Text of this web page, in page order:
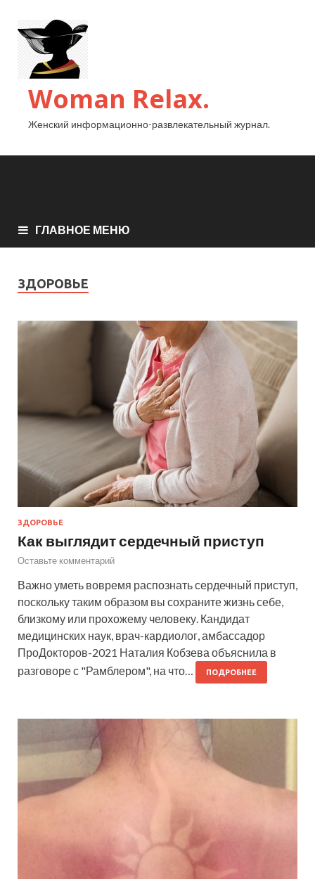
Woman Relax.
Женский информационно-развлекательный журнал.
ГЛАВНОЕ МЕНЮ
ЗДОРОВЬЕ
ЗДОРОВЬЕ
Как выглядит сердечный приступ
Оставьте комментарий
Важно уметь вовремя распознать сердечный приступ,
поскольку таким образом вы сохраните жизнь себе,
близкому или прохожему человеку. Кандидат
медицинских наук, врач-кардиолог, амбассадор
ПроДокторов-2021 Наталия Кобзева объяснила в
разговоре с "Рамблером", на что…
ПОДРОБНЕЕ